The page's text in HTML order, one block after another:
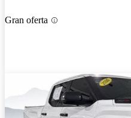
Gran oferta